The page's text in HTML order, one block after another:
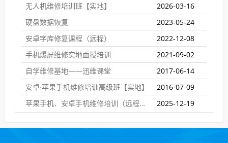
无人机维修培训班【实地】
2026-03-16
硬盘数据恢复
2023-05-24
安卓字库修复课程（远程）
2022-12-08
手机爆屏维修实地面授培训
2021-09-02
自学维修基地——迅维课堂
2017-06-14
安卓·苹果手机维修培训高级班【实地】
2016-07-09
苹果手机、安卓手机维修培训（远程网络班）
2025-12-19